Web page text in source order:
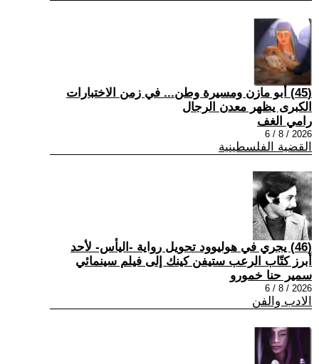
(45) أبو مازن ومسيرة وطن... في زمن الاختبارات
الكبرى يظهر معدن الرجال
رامي الغف
2026 / 8 / 6
القضية الفلسطينية
(46) يجري في هوليوود تحويل رواية -اليأس- لأحد
أبرز كتّاب الرعب ستيفن كينك إلى فيلم سينمائي
سمير حنا خمورو
2026 / 8 / 6
الادب والفن